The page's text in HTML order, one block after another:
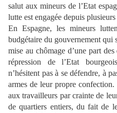
salut aux mineurs de l’Etat
lutte est engagée depuis plusieurs
En Espagne, les mineurs
budgétaire du gouvernement qui
mise au chômage d’une part
répression de l’Etat
n’hésitent pas à se défendre, à
armes de leur propre
aux travailleurs par crainte de
de quartiers entiers, du fait de